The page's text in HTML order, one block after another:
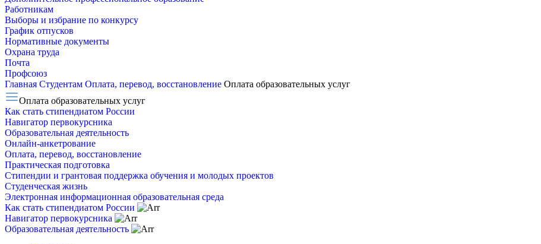
Работникам
Выборы и избрание по конкурсу
График отпусков
Нормативные документы
Охрана труда
Почта
Профсоюз
Главная Студентам Оплата, перевод, восстановление Оплата образовательных услуг
Оплата образовательных услуг
Как стать стипендиатом России
Навигатор первокурсника
Образовательная деятельность
Онлайн-анкетрование
Оплата, перевод, восстановление
Практическая подготовка
Стипендии и грантовая поддержка обучения и молодых проектов
Студенческая жизнь
Электронная информационная образовательная среда
Как стать стипендиатом России
Навигатор первокурсника
Образовательная деятельность